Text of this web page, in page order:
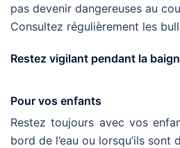
pas devenir dangereuses au
Consultez régulièrement les
Restez vigilant pendant la
Pour vos enfants
Restez toujours avec vos
bord de l’eau ou lorsqu’ils sont